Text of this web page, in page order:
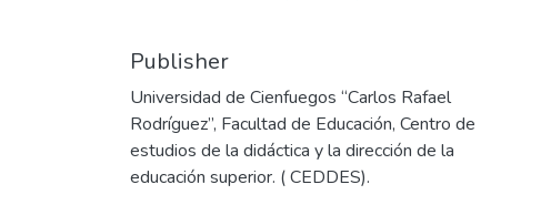
Publisher
Universidad de Cienfuegos “Carlos Rafael
Rodríguez”, Facultad de Educación, Centro de
estudios de la didáctica y la dirección de la
educación superior. ( CEDDES).